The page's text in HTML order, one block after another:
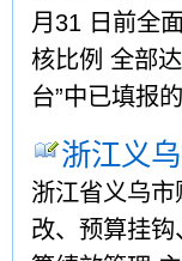
月31 日前全
核比例 全部
台”中已填报
浙江义
浙江省义乌
改、预算挂